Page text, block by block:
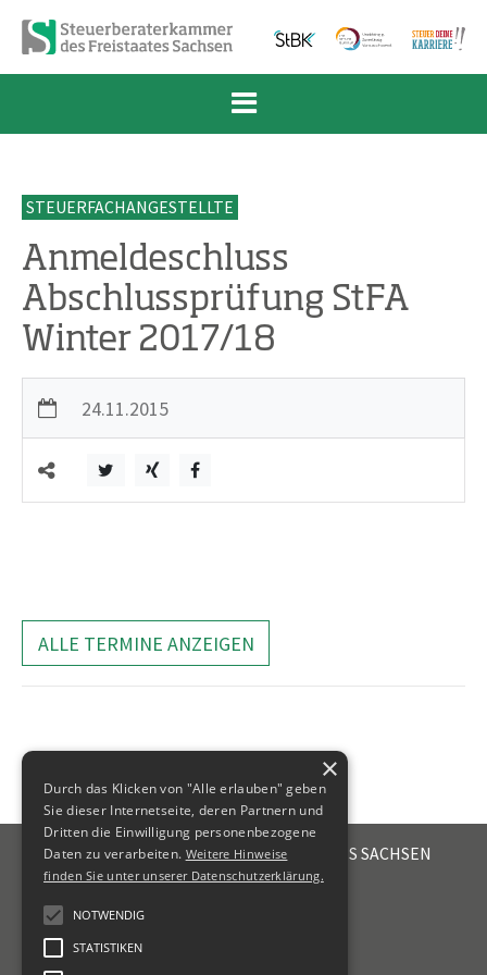
Zum Inhalt springen
Zur Navigation springen
Zum Fußbereich und Kontakt springen
STEUERFACHANGESTELLTE
Anmeldeschluss
Abschlussprüfung StFA
Winter 2017/18
24.11.2015
ALLE TERMINE ANZEIGEN
STEUERBERATERKAMMER DES FREISTAATES SACHSEN
Emil-Fuchs-Str. 2
+49 341 56336-0
kammer@sbk-sachsen.de
×
Durch das Klicken von "Alle erlauben" geben
Sie dieser Internetseite, deren Partnern und
Dritten die Einwilligung personenbezogene
Daten zu verarbeiten. Weitere Hinweise
finden Sie unter unserer Datenschutzerklärung.
NOTWENDIG
STATISTIKEN